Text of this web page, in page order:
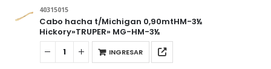
40315015
Cabo hacha t/Michigan 0,90mtHM-3½
Hickory»TRUPER» MG-HM-3½
INGRESAR